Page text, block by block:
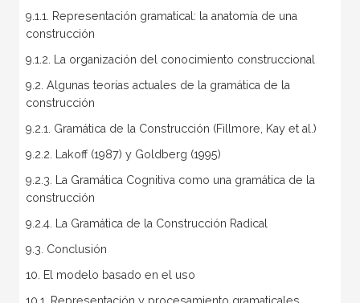
9.1.1. Representación gramatical: la anatomía de una
construcción
9.1.2. La organización del conocimiento construccional
9.2. Algunas teorías actuales de la gramática de la
construcción
9.2.1. Gramática de la Construcción (Fillmore, Kay et al.)
9.2.2. Lakoff (1987) y Goldberg (1995)
9.2.3. La Gramática Cognitiva como una gramática de la
construcción
9.2.4. La Gramática de la Construcción Radical
9.3. Conclusión
10. El modelo basado en el uso
10.1. Representación y procesamiento gramaticales